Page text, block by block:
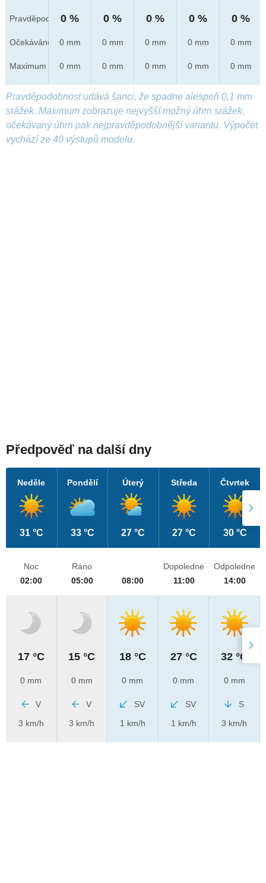
Pravděpod.
Očekáváno
Maximum
0 %
0 mm
0 mm
0 %
0 mm
0 mm
0 %
0 mm
0 mm
0 %
0 mm
0 mm
0 %
0 mm
0 mm
Pravděpodobnost udává šanci, že spadne alespoň 0,1 mm
srážek. Maximum zobrazuje nejvyšší možný úhrn srážek,
očekávaný úhrn pak nejpravděpodobnější variantu. Výpočet
vychází ze 40 výstupů modelu.
Předpověď na další dny
Neděle
31 °C
Pondělí
33 °C
Úterý
27 °C
Středa
27 °C
Čtvrtek
30 °C
Noc
02:00
17 °C
0 mm
V
3 km/h
Ráno
05:00
15 °C
0 mm
V
3 km/h
08:00
18 °C
0 mm
SV
1 km/h
Dopoledne
11:00
27 °C
0 mm
SV
1 km/h
Odpoledne
14:00
32 °C
0 mm
S
3 km/h